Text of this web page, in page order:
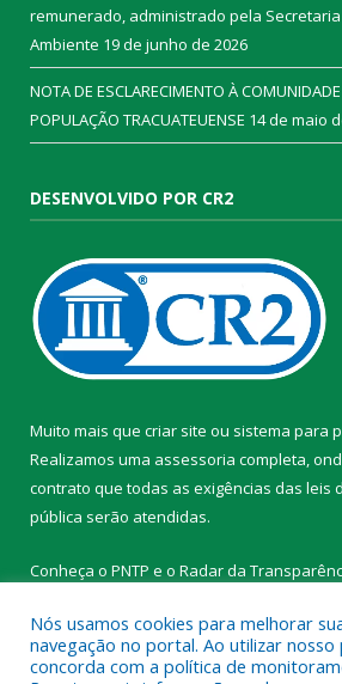
remunerado, administrado pela
Ambiente 19 de junho de 2026
NOTA DE ESCLARECIMENTO À
POPULAÇÃO TRACUATEUENSE 14 de maio
DESENVOLVIDO POR CR2
Muito mais que criar site ou sistema para
Realizamos uma assessoria completa,
contrato que todas as exigências das leis
pública serão atendidas.
Conheça o PNTP e o Radar da
Nós usamos cookies para melhorar
navegação no portal. Ao utilizar nosso
concorda com a política de